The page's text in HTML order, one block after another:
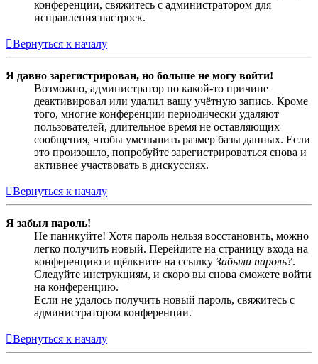
конференции, свяжитесь с администратором для
исправления настроек.
Вернуться к началу
Я давно зарегистрирован, но больше не могу войти!
Возможно, администратор по какой-то причине
деактивировал или удалил вашу учётную запись. Кроме
того, многие конференции периодически удаляют
пользователей, длительное время не оставляющих
сообщения, чтобы уменьшить размер базы данных. Если
это произошло, попробуйте зарегистрироваться снова и
активнее участвовать в дискуссиях.
Вернуться к началу
Я забыл пароль!
Не паникуйте! Хотя пароль нельзя восстановить, можно
легко получить новый. Перейдите на страницу входа на
конференцию и щёлкните на ссылку Забыли пароль?.
Следуйте инструкциям, и скоро вы снова сможете войти
на конференцию.
Если не удалось получить новый пароль, свяжитесь с
администратором конференции.
Вернуться к началу